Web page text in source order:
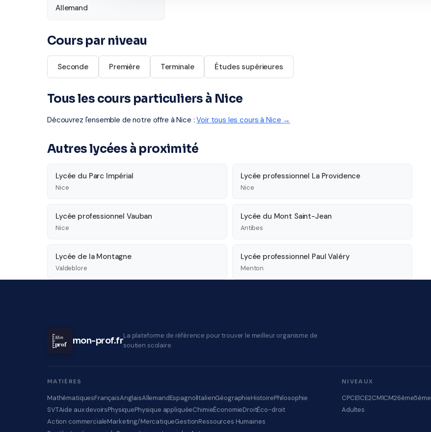
Allemand
Cours par niveau
Seconde Première Terminale Études supérieures
Tous les cours particuliers à Nice
Découvrez l'ensemble de notre offre à Nice :Voir tous les cours à Nice →
Autres lycées à proximité
Lycée du Parc Impérial
Nice
Lycée professionnel La Providence
Nice
Lycée professionnel Vauban
Nice
Lycée du Mont Saint-Jean
Antibes
Lycée de la Montagne
Valdeblore
Lycée professionnel Paul Valéry
Menton
Mon
prof mon-prof.frLa plateforme de référence pour trouver le meilleur organisme de
soutien scolaire.
MATIÈRES
MathématiquesFrançaisAnglaisAllemandEspagnolItalienGéographieHistoirePhilosophie
SVTAide aux devoirsPhysiquePhysique appliquéeChimieÉconomieDroitÉco-droit
Action commercialeMarketing/MercatiqueGestionRessources Humaines
NIVEAUX
CPCE1CE2CM1CM26ème5ème
Adultes